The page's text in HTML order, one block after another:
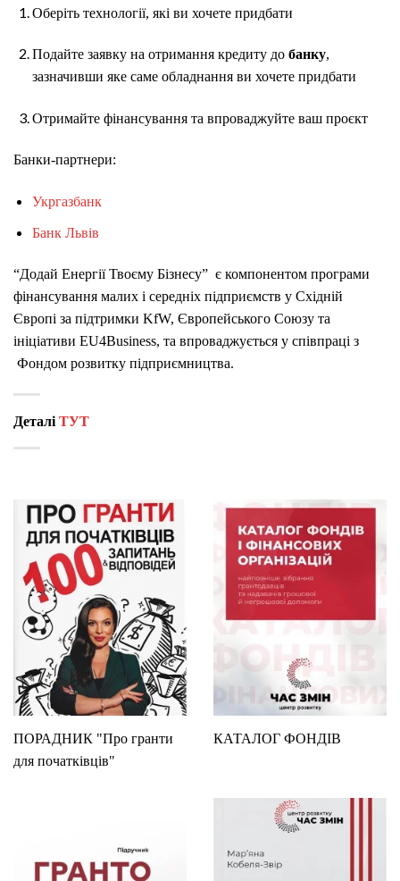
Оберіть технології, які ви хочете придбати
Подайте заявку на отримання кредиту до банку,
зазначивши яке саме обладнання ви хочете придбати
Отримайте фінансування та впроваджуйте ваш проєкт
Банки-партнери:
Укргазбанк
Банк Львiв
“Додай Енергії Твоєму Бізнесу” є компонентом програми
фінансування малих і середніх підприємств у Східній
Європі за підтримки KfW, Європейського Союзу та
ініціативи EU4Business, та впроваджується у співпраці з
Фондом розвитку підприємництва.
Деталі ТУТ
ПОРАДНИК "Про гранти
для початківців"
КАТАЛОГ ФОНДІВ